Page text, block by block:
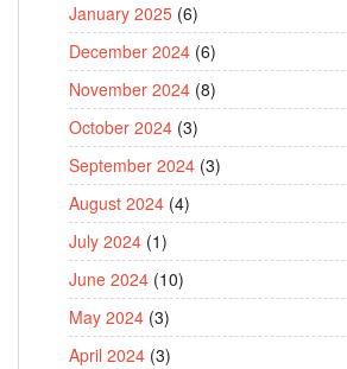
January 2025 (6)
December 2024 (6)
November 2024 (8)
October 2024 (3)
September 2024 (3)
August 2024 (4)
July 2024 (1)
June 2024 (10)
May 2024 (3)
April 2024 (3)